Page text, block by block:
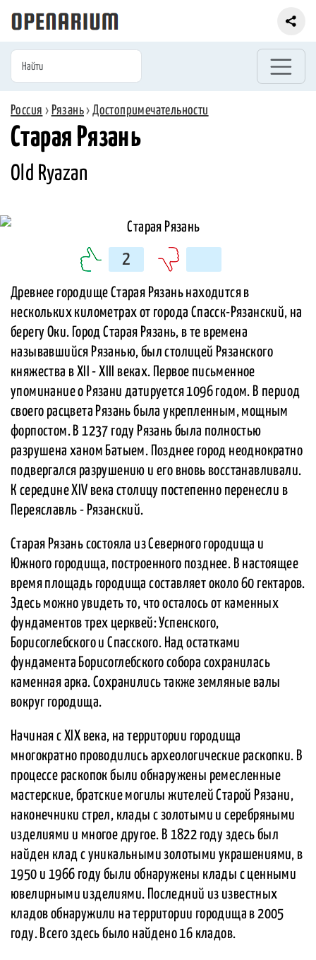
Россия › Рязань›Достопримечательности
Старая Рязань
Old Ryazan
2
Древнее городище Старая Рязань находится в
нескольких километрах от города Спасск-Рязанский, на
берегу Оки. Город Старая Рязань, в те времена
называвшийся Рязанью, был столицей Рязанского
княжества в XII - XIII веках. Первое письменное
упоминание о Рязани датируется 1096 годом. В период
своего расцвета Рязань была укрепленным, мощным
форпостом. В 1237 году Рязань была полностью
разрушена ханом Батыем. Позднее город неоднократно
подвергался разрушению и его вновь восстанавливали.
К середине XIV века столицу постепенно перенесли в
Переяславль - Рязанский.
Старая Рязань состояла из Северного городища и
Южного городища, построенного позднее. В настоящее
время площадь городища составляет около 60 гектаров.
Здесь можно увидеть то, что осталось от каменных
фундаментов трех церквей: Успенского,
Борисоглебского и Спасского. Над остатками
фундамента Борисоглебского собора сохранилась
каменная арка. Сохранились также земляные валы
вокруг городища.
Начиная с XIX века, на территории городища
многократно проводились археологические раскопки. В
процессе раскопок были обнаружены ремесленные
мастерские, братские могилы жителей Старой Рязани,
наконечники стрел, клады с золотыми и серебряными
изделиями и многое другое. В 1822 году здесь был
найден клад с уникальными золотыми украшениями, в
1950 и 1966 году были обнаружены клады с ценными
ювелирными изделиями. Последний из известных
кладов обнаружили на территории городища в 2005
году. Всего здесь было найдено 16 кладов.